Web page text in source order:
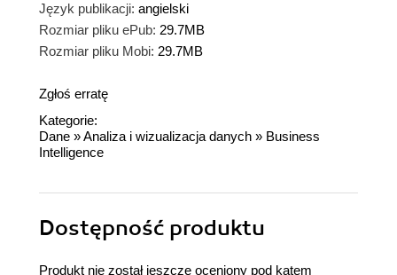
Język publikacji: angielski
Rozmiar pliku ePub: 29.7MB
Rozmiar pliku Mobi: 29.7MB
Zgłoś erratę
Kategorie:
Dane »Analiza i wizualizacja danych » Business
Intelligence
Dostępność produktu
Produkt nie został jeszcze oceniony pod kątem